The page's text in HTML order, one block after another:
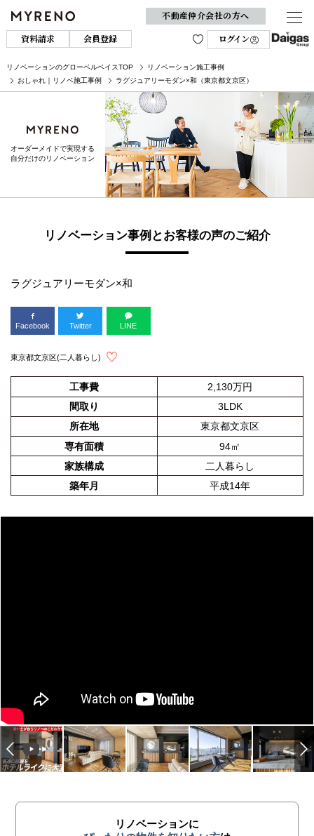
不動産仲介会社の方へ
資料請求
会員登録 ログイン
リノベーションのグローベルベイスTOP
リノベーション施工事例
おしゃれ｜リノベ施工事例
ラグジュアリーモダン×和（東京都文京区）
オーダーメイドで実現する
自分だけのリノベーション
リノベーション事例とお客様の声のご紹介
ラグジュアリーモダン×和
Facebook Twitter LINE
東京都文京区(二人暮らし)
工事費
2,130万円
間取り
3LDK
所在地
東京都文京区
専有面積
94㎡
家族構成
二人暮らし
築年月
平成14年
リノベーションに